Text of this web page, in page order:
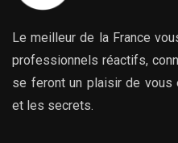
Le meilleur de la France
professionnels réactifs,
se feront un plaisir de vous
et les secrets.